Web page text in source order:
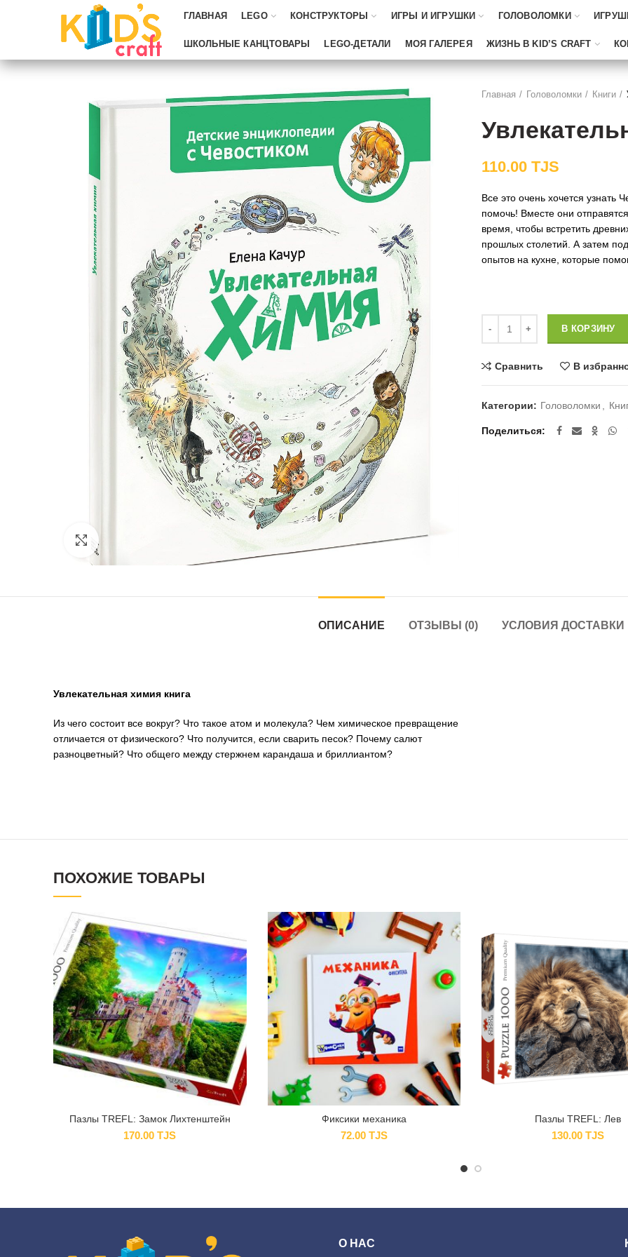
ГЛАВНАЯ LEGO КОНСТРУКТОРЫ ИГРЫ И ИГРУШКИ ГОЛОВОЛОМКИ
ШКОЛЬНЫЕ КАНЦТОВАРЫ LEGO-ДЕТАЛИ МОЯ ГАЛЕРЕЯ ЖИЗНЬ В KID’S CRAFT
Главная Головоломки Книги
110.00 TJS
Все это очень хочется узнать
помочь! Вместе они
время, чтобы встретить
прошлых столетий. А затем
опытов на кухне, которые
В КОРЗИНУ
Сравнить В
Категории: Головоломки
Поделиться
ОПИСАНИЕ ОТЗЫВЫ (0) УСЛОВИЯ ДОСТАВКИ
Увлекательная химия книга
Из чего состоит все вокруг? Что такое атом и молекула? Чем химическое превращение
отличается от физического? Что получится, если сварить песок? Почему салют
разноцветный? Что общего между стержнем карандаша и бриллиантом?
ПОХОЖИЕ ТОВАРЫ
Пазлы TREFL: Замок Лихтенштейн
170.00TJS
Фиксики механика
72.00 TJS
Пазлы TREFL: Лев
130.00TJS
О НАС